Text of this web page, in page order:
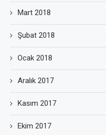
Mart 2018
Şubat 2018
Ocak 2018
Aralık 2017
Kasım 2017
Ekim 2017